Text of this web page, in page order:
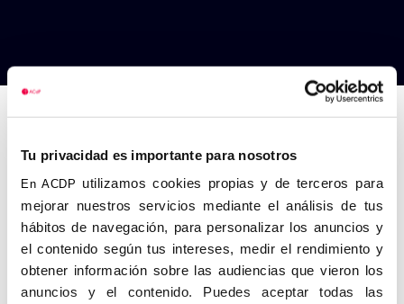
Tu privacidad es importante para nosotros
En ACDP utilizamos cookies propias y de terceros para
mejorar nuestros servicios mediante el análisis de tus
hábitos de navegación, para personalizar los anuncios y
el contenido según tus intereses, medir el rendimiento y
obtener información sobre las audiencias que vieron los
anuncios y el contenido. Puedes aceptar todas las